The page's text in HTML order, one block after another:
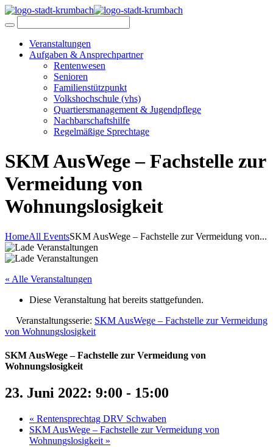
Veranstaltungen
Aufgaben & Ansprechpartner
Rentenwesen
Senioren
Familienstützpunkt
Volkshochschule (vhs)
Quartiersmanagement & Jugendpflege
Nachbarschaftshilfe
Regelmäßige Sprechtage
SKM AusWege – Fachstelle zur
Vermeidung von
Wohnungslosigkeit
HomeAll EventsSKM AusWege – Fachstelle zur Vermeidung von...
« Alle Veranstaltungen
Diese Veranstaltung hat bereits stattgefunden.
Veranstaltungsserie: SKM AusWege – Fachstelle zur Vermeidung
von Wohnungslosigkeit
SKM AusWege – Fachstelle zur Vermeidung von
Wohnungslosigkeit
23. Juni 2022: 9:00 - 15:00
« Rentensprechtag DRV Schwaben
SKM AusWege – Fachstelle zur Vermeidung von
Wohnungslosigkeit »